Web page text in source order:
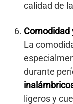
calidad de
Comodidad
La
durante
ligeros y